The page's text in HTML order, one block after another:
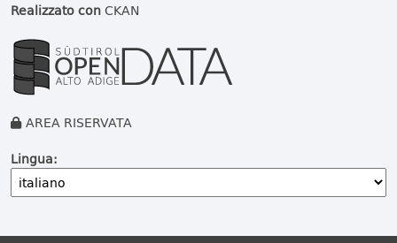
Realizzato conCKAN
AREA RISERVATA
Lingua